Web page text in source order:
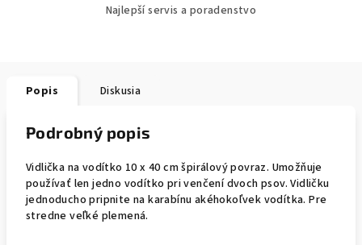
Najlepší servis a poradenstvo
Popis Diskusia
Podrobný popis
Vidlička na vodítko 10 x 40 cm špirálový povraz. Umožňuje
používať len jedno vodítko pri venčení dvoch psov. Vidličku
jednoducho pripnite na karabínu akéhokoľvek vodítka. Pre
stredne veľké plemená.